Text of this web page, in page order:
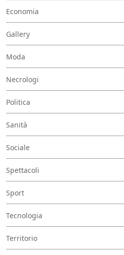
Economia
Gallery
Moda
Necrologi
Politica
Sanità
Sociale
Spettacoli
Sport
Tecnologia
Territorio